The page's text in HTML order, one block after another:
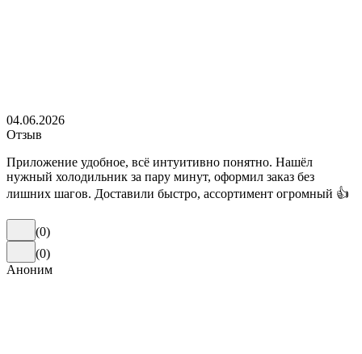
04.06.2026
Отзыв
Приложение удобное, всё интуитивно понятно. Нашёл
нужный холодильник за пару минут, оформил заказ без
лишних шагов. Доставили быстро, ассортимент огромный 👍
(0)
(0)
Аноним